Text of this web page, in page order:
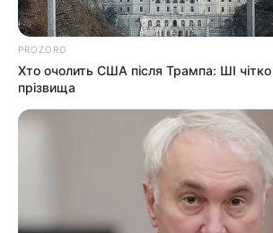
PROZORO
Хто очолить США після Трампа: ШІ
прізвища